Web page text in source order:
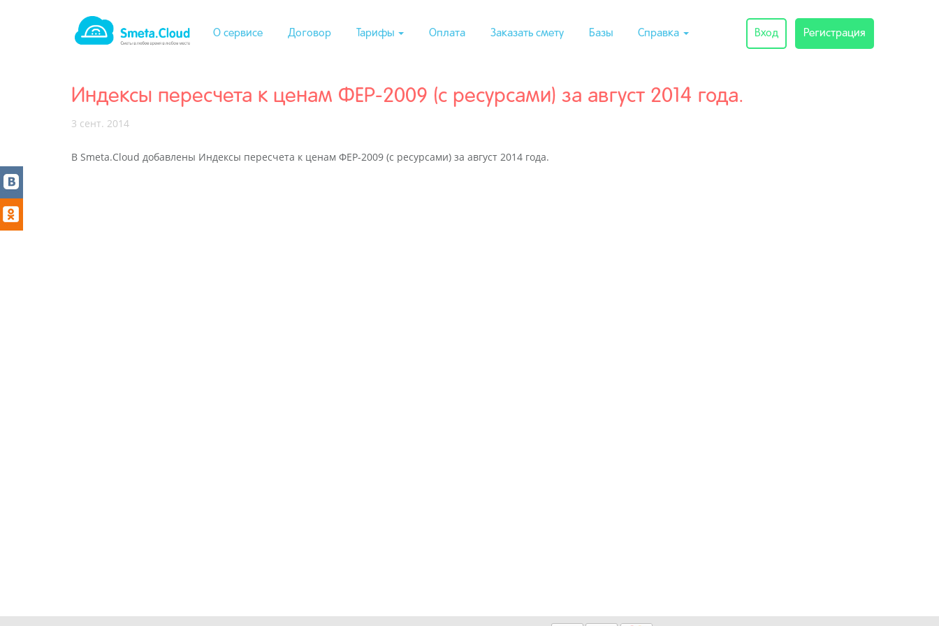
О сервисе Договор Тарифы Оплата Заказать смету Базы Справка Вход Регистрация
Индексы пересчета к ценам ФЕР-2009 (с ресурсами) за август 2014 года.
3 сент. 2014
В Smeta.Cloud добавлены Индексы пересчета к ценам ФЕР-2009 (с ресурсами) за август 2014 года.